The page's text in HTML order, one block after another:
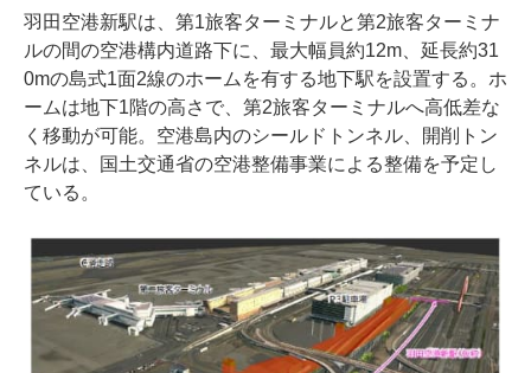
羽田空港新駅は、第1旅客ターミナルと第2旅客ターミナ
ルの間の空港構内道路下に、最大幅員約12m、延長約31
0mの島式1面2線のホームを有する地下駅を設置する。ホ
ームは地下1階の高さで、第2旅客ターミナルへ高低差な
く移動が可能。空港島内のシールドトンネル、開削トン
ネルは、国土交通省の空港整備事業による整備を予定し
ている。